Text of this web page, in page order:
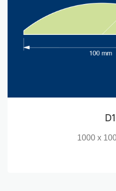
1000 x